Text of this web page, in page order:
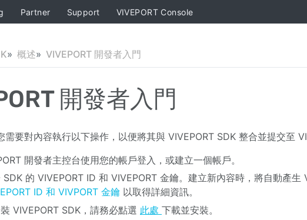
Partner Support VIVEPORT Console
概述 VIVEPORT 開發者入門
開發者入門
需要對內容執行以下操作，以便將其與 VIVEPORT SDK 整合並提交至
開發者主控台使用您的帳戶登入，或建立一個帳戶。
SDK 的 VIVEPORT ID 和 VIVEPORT 金鑰。建立新內容時，將自動產生
ID 和 VIVPORT 金鑰 以取得詳細資訊。
VIVEPORT SDK，請務必點選 此處 下載並安裝。